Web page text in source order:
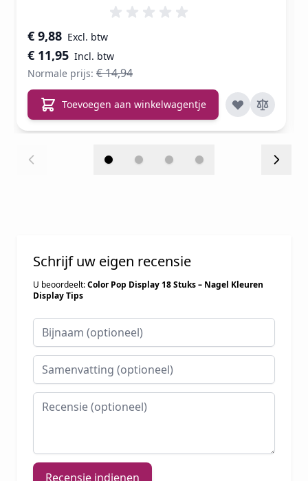
Speciale prijs
€ 11,95
€ 9,88
Normale prijs: € 14,94
Toevoegen aan winkelwagentje
Schrijf uw eigen recensie
U beoordeelt:Color Pop Display 18 Stuks – Nagel Kleuren
Display Tips
Bijnaam
Samenvatting
Recensie
Recensie indienen